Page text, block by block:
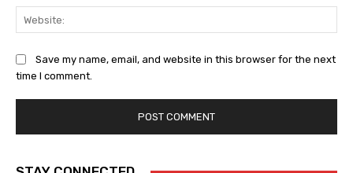
Save my name, email, and website in this browser for the next
time I comment.